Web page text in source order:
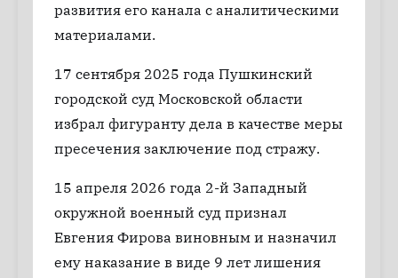
развития его канала с аналитическими
материалами.
17 сентября 2025 года Пушкинский
городской суд Московской области
избрал фигуранту дела в качестве меры
пресечения заключение под стражу.
15 апреля 2026 года 2-й Западный
окружной военный суд признал
Евгения Фирова виновным и назначил
ему наказание в виде 9 лет лишения